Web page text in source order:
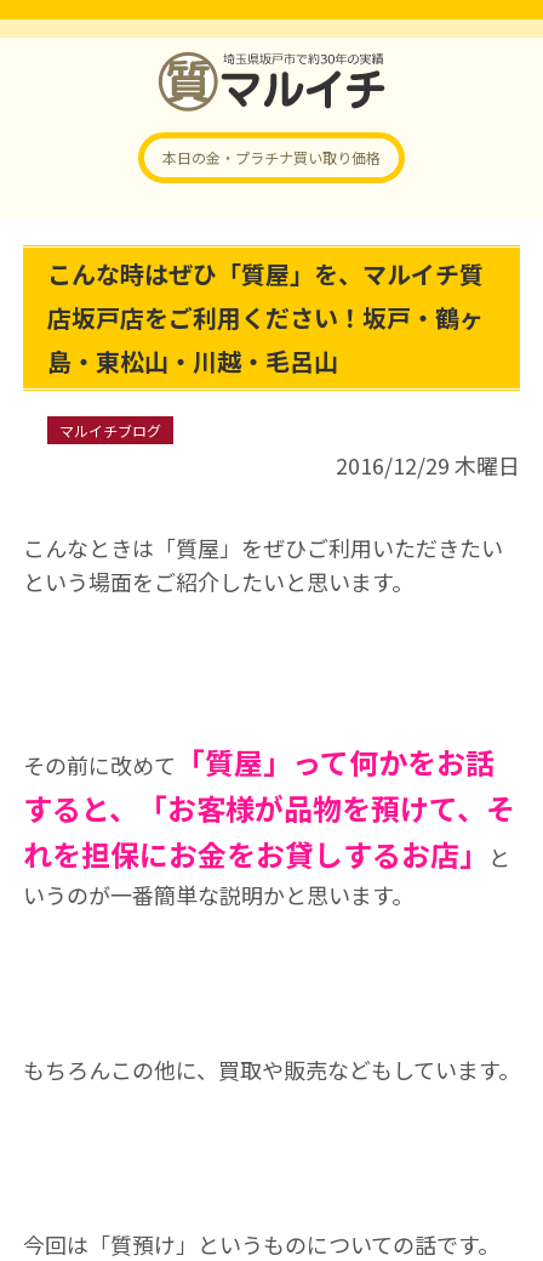
本日の金・プラチナ買い取り価格
こんな時はぜひ「質屋」を、マルイチ質
店坂戸店をご利用ください！坂戸・鶴ヶ
島・東松山・川越・毛呂山
マルイチブログ
2016/12/29 木曜日
こんなときは「質屋」をぜひご利用いただきたい
という場面をご紹介したいと思います。
その前に改めて
「質屋」って何かをお話
すると、「お客様が品物を預けて、そ
れを担保にお金をお貸しするお店」
と
いうのが一番簡単な説明かと思います。
もちろんこの他に、買取や販売などもしています。
今回は「質預け」というものについての話です。